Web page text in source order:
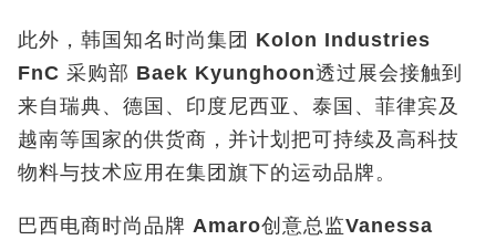
此外，韩国知名时尚集团 Kolon Industries
FnC 采购部 Baek Kyunghoon透过展会接触到
来自瑞典、德国、印度尼西亚、泰国、菲律宾及
越南等国家的供货商，并计划把可持续及高科技
物料与技术应用在集团旗下的运动品牌。
巴西电商时尚品牌 Amaro创意总监Vanessa